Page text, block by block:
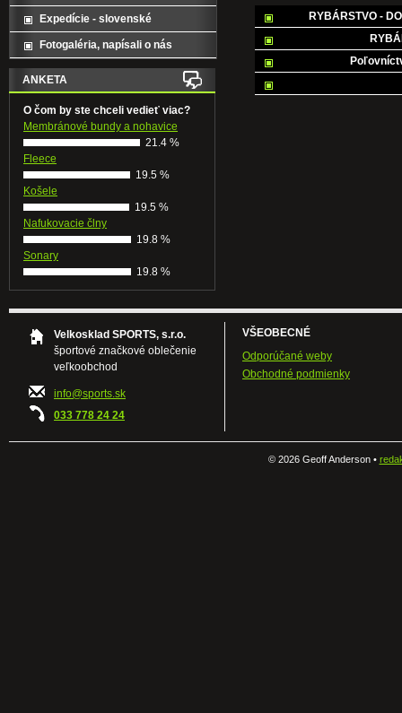
RYBÁRSTVO -
Expedície - slovenské
Fotogaléria, napísali o nás
ANKETA
O čom by ste chceli vedieť viac?
Membránové bundy a nohavice
21.4 %
Fleece
19.5 %
Košele
19.5 %
Nafukovacie člny
19.8 %
Sonary
19.8 %
Velkosklad SPORTS, s.r.o.
športové značkové oblečenie
veľkoobchod
info@sports.sk
033 778 24 24
VŠEOBECNÉ
Odporúčané weby
Obchodné podmienky
©2026 Geoff Anderson •